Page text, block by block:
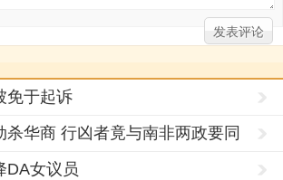
免于起诉
杀华商 行凶者竟与南非两政要同
DA女议员